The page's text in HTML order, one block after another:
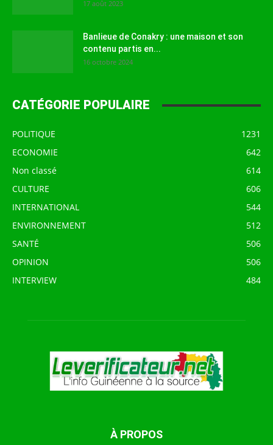
17 août 2023
Banlieue de Conakry : une maison et son
contenu partis en...
16 octobre 2024
CATÉGORIE POPULAIRE
POLITIQUE
1231
ECONOMIE
642
Non classé
614
CULTURE
606
INTERNATIONAL
544
ENVIRONNEMENT
512
SANTÉ
506
OPINION
506
INTERVIEW
484
À PROPOS